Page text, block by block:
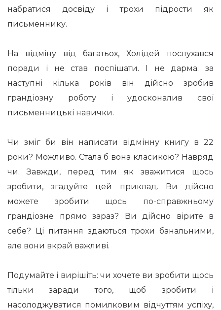
набратися досвіду і трохи підрости як
письменнику.
На відміну від багатьох, Холідей послухався
поради і не став поспішати. І не дарма: за
наступні кілька років він дійсно зробив
грандіозну роботу і удосконалив свої
письменницькі навички.
Чи зміг би він написати відмінну книгу в 22
роки? Можливо. Стала б вона класикою? Навряд
чи. Завжди, перед тим як зважитися щось
зробити, згадуйте цей приклад. Ви дійсно
можете зробити щось по-справжньому
грандіозне прямо зараз? Ви дійсно вірите в
себе? Ці питання здаються трохи банальними,
але вони вкрай важливі.
Подумайте і вирішіть: чи хочете ви зробити щось
тільки заради того, щоб зробити і
насолоджуватися помилковим відчуттям успіху,